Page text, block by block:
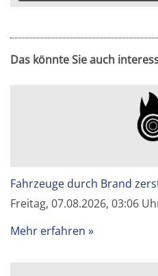
Das könnte Sie auch
Fahrzeuge durch Brand
Freitag, 07.08.2026, 03:06
Mehr erfahren